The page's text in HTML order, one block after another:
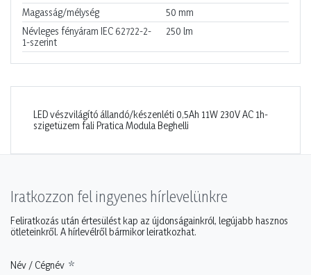
Magasság/mélység
50 mm
Névleges fényáram IEC 62722-2-
1-szerint
250 lm
LED vészvilágító állandó/készenléti 0,5Ah 11W 230V AC 1h-
szigetüzem fali Pratica Modula Beghelli
Iratkozzon fel ingyenes hírlevelünkre
Feliratkozás után értesülést kap az újdonságainkról, legújabb hasznos
ötleteinkről. A hírlevélről bármikor leiratkozhat.
Név / Cégnév